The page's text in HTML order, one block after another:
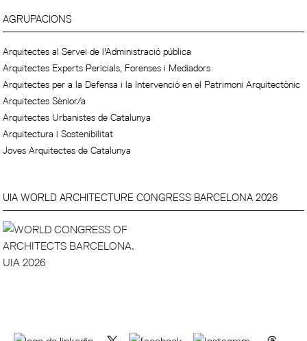
AGRUPACIONS
Arquitectes al Servei de l'Administració pública
Arquitectes Experts Pericials, Forenses i Mediadors
Arquitectes per a la Defensa i la Intervenció en el Patrimoni Arquitectònic
Arquitectes Sènior/a
Arquitectes Urbanistes de Catalunya
Arquitectura i Sostenibilitat
Joves Arquitectes de Catalunya
UIA WORLD ARCHITECTURE CONGRESS BARCELONA 2026